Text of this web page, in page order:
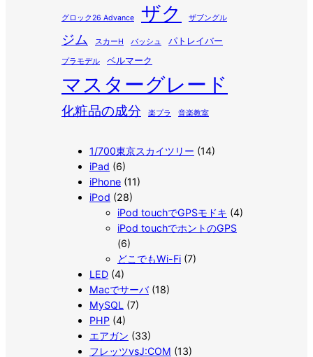
グロック26 Advance ザク ザブングル
ジム スカーH バッシュ パトレイバー
プラモデル ベルマーク
マスターグレード
化粧品の成分 楽プラ 音楽教室
1/700東京スカイツリー (14)
iPad (6)
iPhone (11)
iPod (28)
iPod touchでGPSモドキ (4)
iPod touchでホントのGPS
(6)
どこでもWi-Fi (7)
LED (4)
Macでサーバ(18)
MySQL (7)
PHP (4)
エアガン (33)
フレッツvsJ:COM (13)